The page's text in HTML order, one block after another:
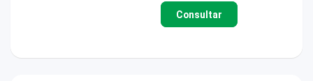
Consultar